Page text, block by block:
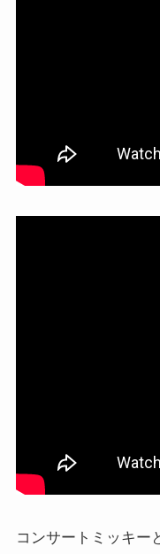
コンサートミッキー